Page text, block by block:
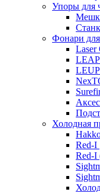
Упоры для
Фонари
Laser
Холодная
Red-I
Red-